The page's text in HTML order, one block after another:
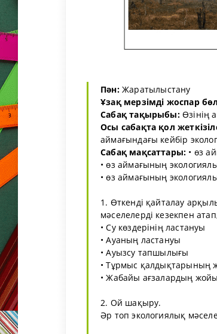
Пән:Жаратылыстану
Ұзақ мерзімді жоспар
Сабақ тақырыбы:Өзінің
Осы сабақта қол
аймағындағы кейбір
Сабақ мақсаттары: • өз
• өз аймағының
• өз аймағының
1. Өткенді қайталау
мәселелерді кезекпен
• Су көздерінің ластануы
• Ауаның ластануы
• Ауызсу тапшылығы
• Тұрмыс қалдықтарының
• Жабайы ағзалардың
2. Ой шақыру.
Әр топ экологиялық